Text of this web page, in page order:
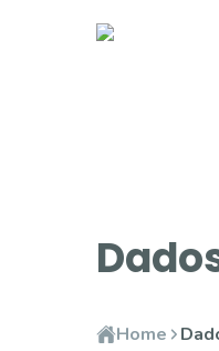
Home